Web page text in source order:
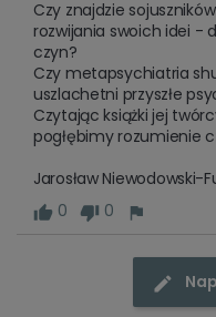
Czy znajdzie
rozwijania swoich idei -
czyn?
Czy metapsychiatria
uszlachetni przyszłe
Czytając książki jej
pogłębimy rozumienie
Jarosław Niewodowski-
0
0